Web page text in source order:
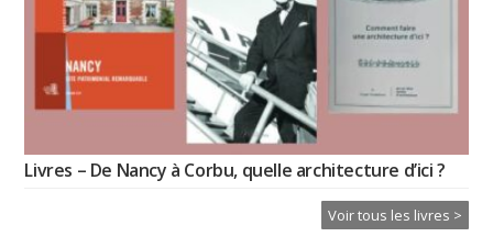
Livres – De Nancy à Corbu, quelle architecture d’ici ?
Voir tous les livres >